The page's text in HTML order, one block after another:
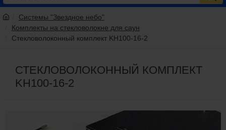
Системы "Звездное небо"
Комплекты на стекловолокне для саун
Стекловолоконный комплект KH100-16-2
СТЕКЛОВОЛОКОННЫЙ КОМПЛЕКТ
KH100-16-2